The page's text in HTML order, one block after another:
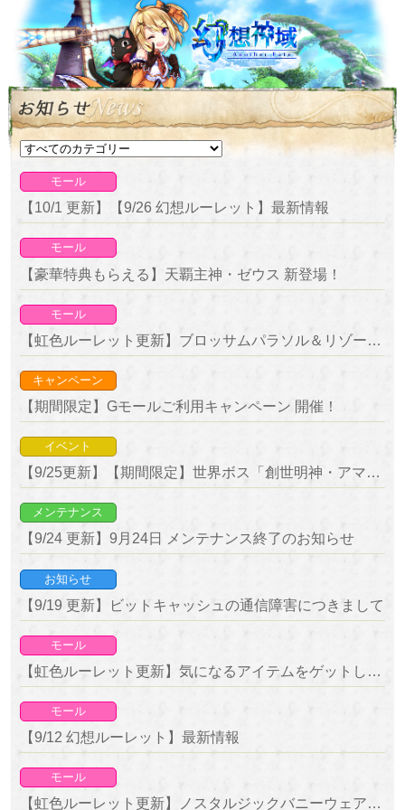
モール
【10/1 更新】【9/26 幻想ルーレット】最新情報
モール
【豪華特典もらえる】天覇主神・ゼウス 新登場！
モール
【虹色ルーレット更新】ブロッサムパラソル＆リゾートフロートが新登場！
キャンペーン
【期間限定】Gモールご利用キャンペーン 開催！
イベント
【9/25更新】【期間限定】世界ボス「創世明神・アマテラス」＆「幻想百物語・葵」降臨！
メンテナンス
【9/24 更新】9月24日 メンテナンス終了のお知らせ
お知らせ
【9/19 更新】ビットキャッシュの通信障害につきまして
モール
【虹色ルーレット更新】気になるアイテムをゲットしよう！復刻ルーレット開催！
モール
【9/12 幻想ルーレット】最新情報
モール
【虹色ルーレット更新】ノスタルジックバニーウェア＆アイスパークが新登場！